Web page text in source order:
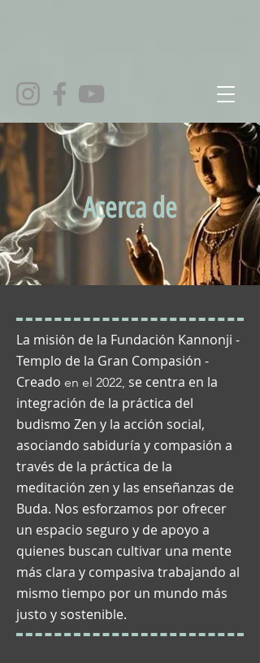
Acerca de
La misión de la Fundación Kannonji -
Templo de la Gran Compasión -
Creado en el 2022, se centra en la
integración de la práctica del
budismo Zen y la acción social,
asociando sabiduría y compasión a
través de la práctica de la
meditación zen y las enseñanzas de
Buda. Nos esforzamos por ofrecer
un espacio seguro y de apoyo a
quienes buscan cultivar una mente
más clara y compasiva trabajando al
mismo tiempo por un mundo más
justo y sostenible.